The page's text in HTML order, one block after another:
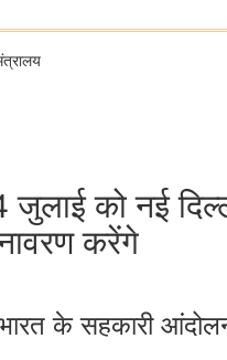
को नई
करेंगे
के सहकारी